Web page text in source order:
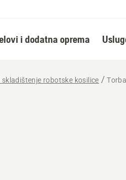
i dodatna oprema
skladištenje robotske kosilice